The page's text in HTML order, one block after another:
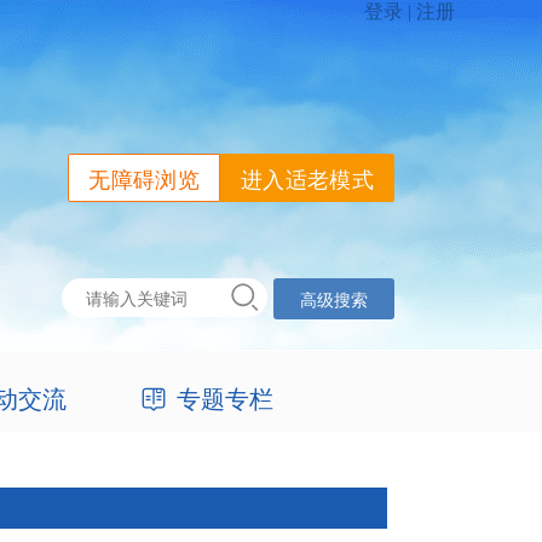
无障碍浏览 进入适老模式
高级搜索
交流 专题专栏